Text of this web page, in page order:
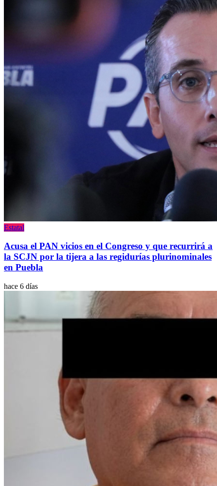
Estatal
Acusa el PAN vicios en el Congreso y que recurrirá a
la SCJN por la tijera a las regidurías plurinominales
en Puebla
hace 6 días